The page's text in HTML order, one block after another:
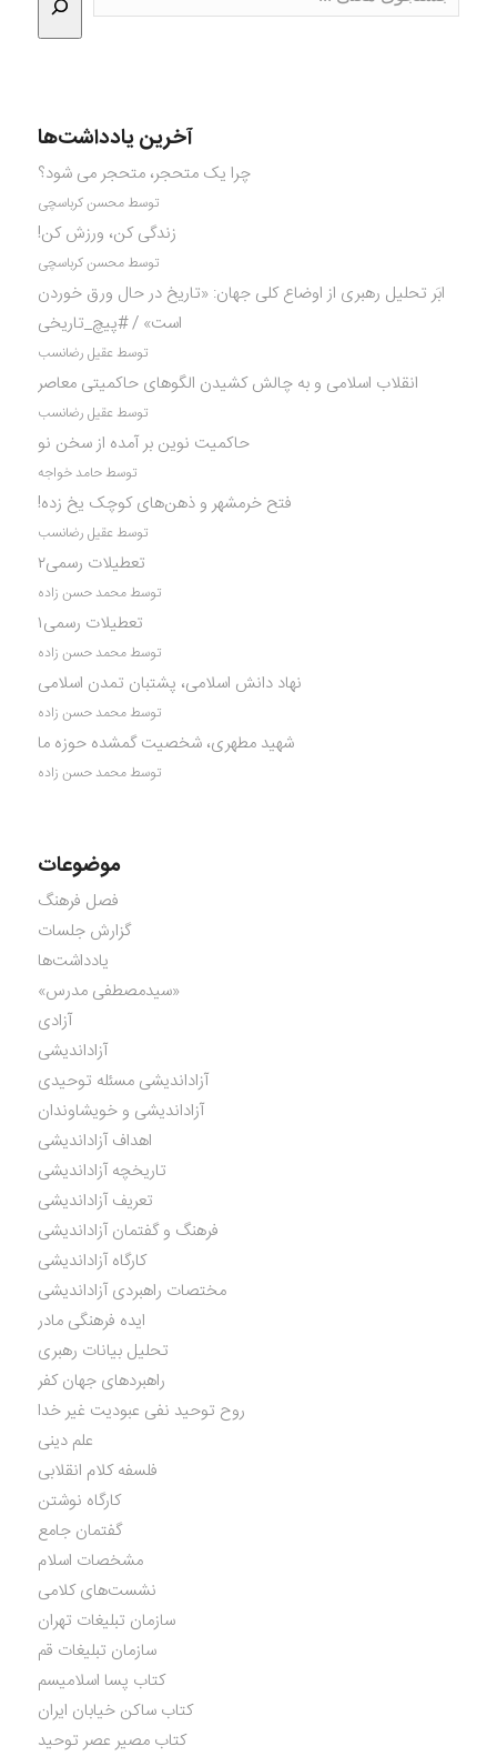
آخرین یادداشت‌ها
چرا یک متحجر، متحجر می شود؟
توسط محسن کرباسچی
زندگی کن، ورزش کن!
توسط محسن کرباسچی
ابَر تحلیل رهبری از اوضاع کلی جهان: «تاریخ در حال ورق خوردن
است» / #پیچ_تاریخی
توسط عقیل رضانسب
انقلاب اسلامی و به چالش کشیدن الگوهای حاکمیتی معاصر
توسط عقیل رضانسب
حاکمیت نوین بر آمده از سخن نو
توسط حامد خواجه
فتح خرمشهر و ذهن‌های کوچک یخ زده!
توسط عقیل رضانسب
تعطیلات رسمی۲
توسط محمد حسن زاده
تعطیلات رسمی۱
توسط محمد حسن زاده
نهاد دانش اسلامی، پشتبان تمدن اسلامی
توسط محمد حسن زاده
شهید مطهری، شخصیت گمشده حوزه ما
توسط محمد حسن زاده
موضوعات
فصل فرهنگ
گزارش جلسات
یادداشت‌ها
«سیدمصطفی مدرس»
آزادی
آزاداندیشی
آزاداندیشی مسئله توحیدی
آزاداندیشی و خویشاوندان
اهداف آزاداندیشی
تاریخچه آزاداندیشی
تعریف آزاداندیشی
فرهنگ و گفتمان آزاداندیشی
کارگاه آزاداندیشی
مختصات راهبردی آزاداندیشی
ایده فرهنگی مادر
تحلیل بیانات رهبری
راهبردهای جهان کفر
روح توحید نفی عبودیت غیر خدا
علم دینی
فلسفه کلام انقلابی
کارگاه نوشتن
گفتمان جامع
مشخصات اسلام
نشست‌های کلامی
سازمان تبلیغات تهران
سازمان تبلیغات قم
کتاب پسا اسلامیسم
کتاب ساکن خیابان ایران
کتاب مصیر عصر توحید